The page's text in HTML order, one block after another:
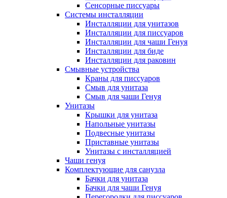
Сенсорные писсуары
Системы инсталляции
Инсталляции для унитазов
Инсталляции для писсуаров
Инсталляции для чаши Генуя
Инсталляции для биде
Инсталляции для раковин
Смывные устройства
Краны для писсуаров
Смыв для унитаза
Смыв для чаши Генуя
Унитазы
Крышки для унитаза
Напольные унитазы
Подвесные унитазы
Приставные унитазы
Унитазы с инсталляцией
Чаши генуя
Комплектующие для санузла
Бачки для унитаза
Бачки для чаши Генуя